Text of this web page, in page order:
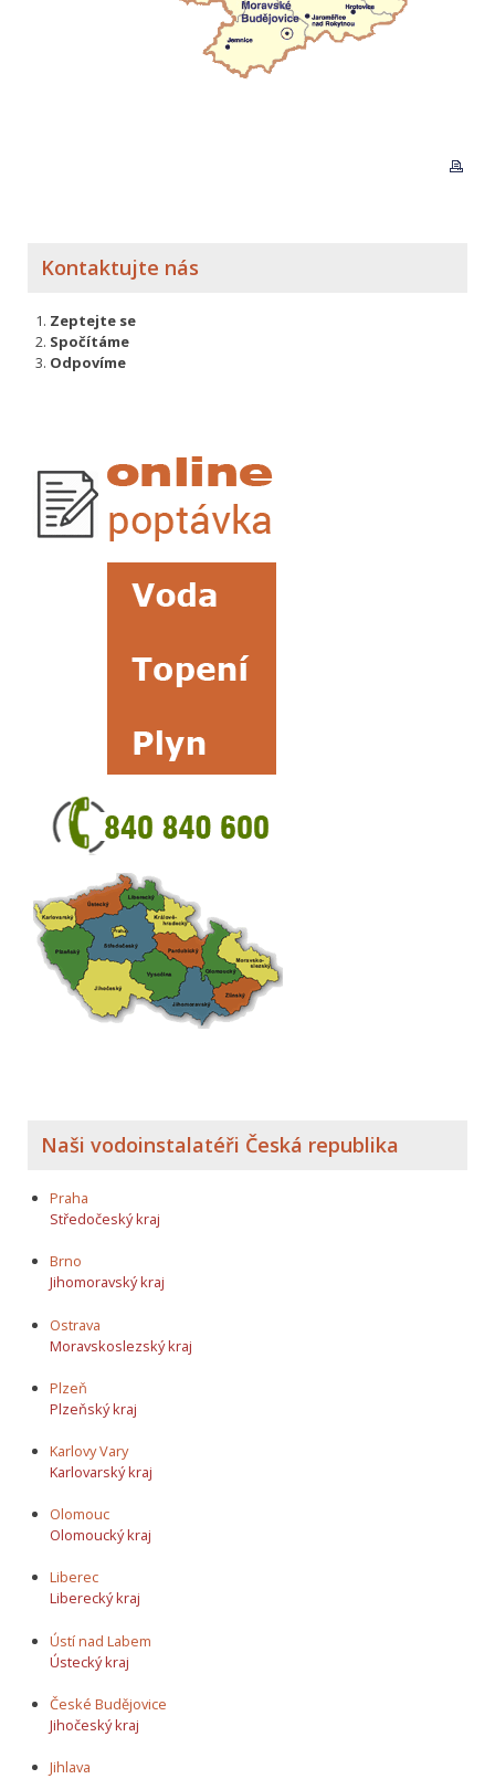
Kontaktujte nás
Zeptejte se
Spočítáme
Odpovíme
Naši vodoinstalatéři Česká republika
Praha
Středočeský kraj
Brno
Jihomoravský kraj
Ostrava
Moravskoslezský kraj
Plzeň
Plzeňský kraj
Karlovy Vary
Karlovarský kraj
Olomouc
Olomoucký kraj
Liberec
Liberecký kraj
Ústí nad Labem
Ústecký kraj
České Budějovice
Jihočeský kraj
Jihlava